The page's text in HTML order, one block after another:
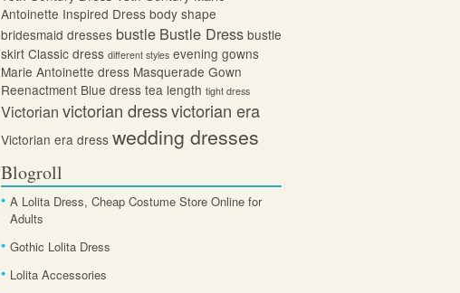
Antoinette Inspired Dress body shape
bridesmaid dresses bustle Bustle Dress bustle
skirt Classic dress different styles evening gowns
Marie Antoinette dress Masquerade Gown
Reenactment Blue dress tea length tight dress
Victorian victorian dressvictorian era
Victorian era dress wedding dresses
Blogroll
A Lolita Dress, Cheap Costume Store Online for
Adults
Gothic Lolita Dress
Lolita Accessories